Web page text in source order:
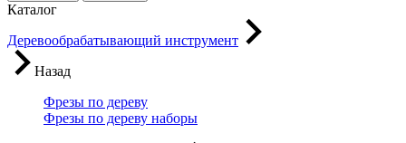
Каталог
Деревообрабатывающий инструмент
Назад
Фрезы по дереву
Фрезы по дереву наборы